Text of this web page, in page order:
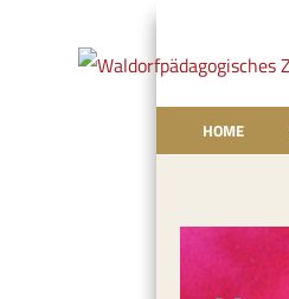
HOME